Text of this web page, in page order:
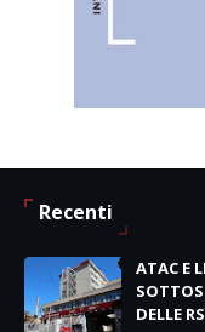
Recenti
ATAC E
DELLE